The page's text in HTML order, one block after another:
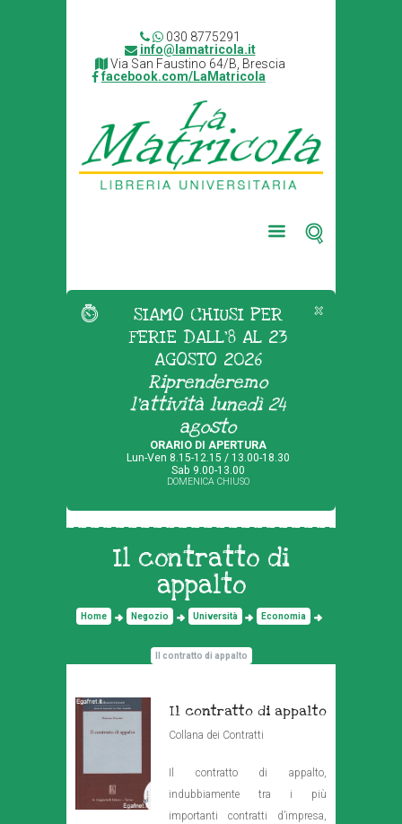
030 8775291
info@lamatricola.it
Via San Faustino 64/B, Brescia
facebook.com/LaMatricola
SIAMO CHIUSI PER
FERIE DALL'8 AL 23
AGOSTO 2026
Riprenderemo
l'attività lunedì 24
agosto
ORARIO DI APERTURA
Lun-Ven 8.15-12.15 / 13.00-18.30
Sab 9.00-13.00
DOMENICA CHIUSO
Il contratto di
appalto
Home Negozio Università Economia
Il contratto di appalto
Il contratto di appalto
Collana dei Contratti
Il contratto di appalto,
indubbiamente tra i più
importanti contratti d’impresa,